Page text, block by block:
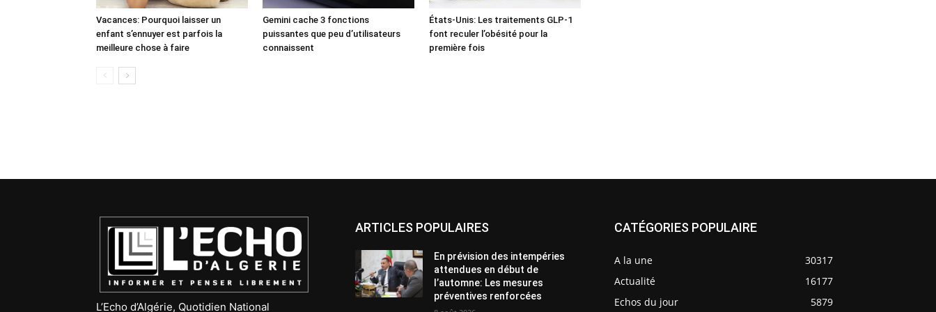
Vacances: Pourquoi laisser un
enfant s’ennuyer est parfois la
meilleure chose à faire
Gemini cache 3 fonctions
puissantes que peu d’utilisateurs
connaissent
États-Unis: Les traitements GLP-1
font reculer l’obésité pour la
première fois
L’Echo d’Algérie, Quotidien National
ARTICLES POPULAIRES
En prévision des intempéries
attendues en début de
l’automne: Les mesures
préventives renforcées
CATÉGORIES POPULAIRE
A la une
30317
Actualité
16177
Echos du jour
5879